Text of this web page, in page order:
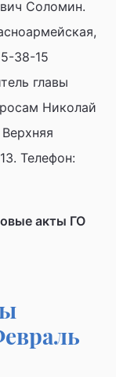
Соломин.
38-15
главы
Николай
Телефон:
акты ГО